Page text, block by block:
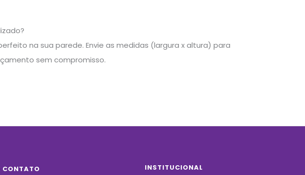
na sua parede. Envie as medidas (largura x altura) para
sem compromisso.
CONTATO INSTITUCIONAL